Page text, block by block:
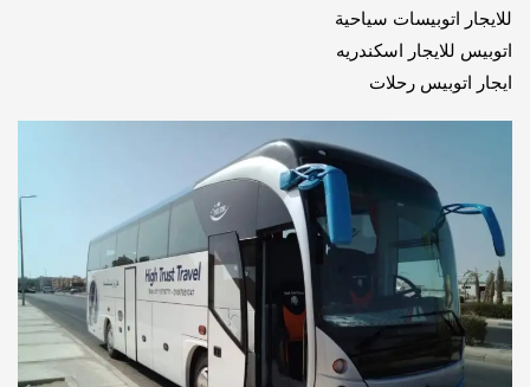
للايجار اتوبيسات سياحية
اتوبيس للايجار اسكندريه
ايجار اتوبيس رحلات